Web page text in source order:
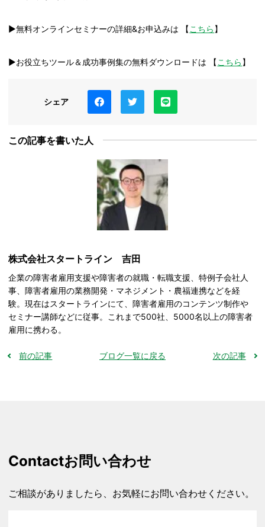
▶無料オンラインセミナーの詳細&お申込みは 【 こちら 】
▶お役立ちツール＆成功事例集の無料ダウンロードは 【 こちら 】
シェア
この記事を書いた人
株式会社スタートライン 吉田
企業の障害者雇用支援や障害者の就職・転職支援、特例子会社人
事、障害者雇用の業務開発・マネジメント・農福連携などを経
験。現在はスタートラインにて、障害者雇用のコンテンツ制作や
セミナー講師などに従事。これまで500社、5000名以上の障害者
雇用に携わる。
前の記事 ブログ一覧に戻る 次の記事
Contactお問い合わせ
ご相談がありましたら、お気軽にお問い合わせください。